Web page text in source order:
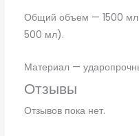
Общий объем — 1500
500 мл).
Материал —
Отзывы
Отзывов пока нет.